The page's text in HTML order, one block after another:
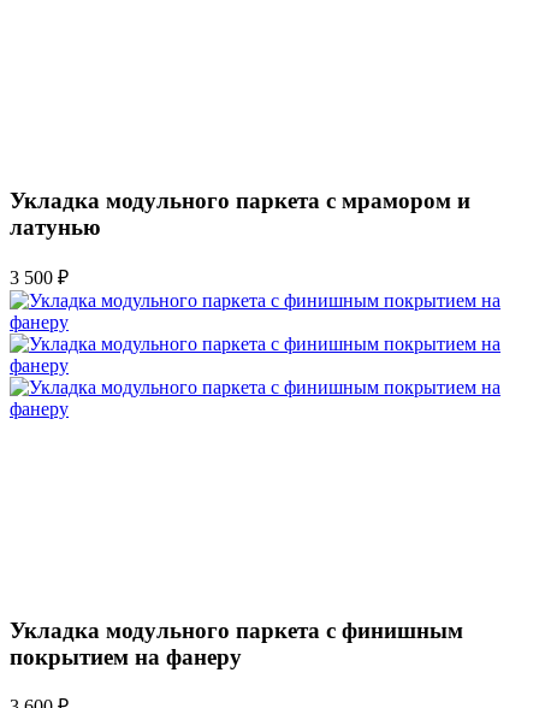
Укладка модульного паркета с мрамором и
латунью
3 500 ₽
Укладка модульного паркета с финишным
покрытием на фанеру